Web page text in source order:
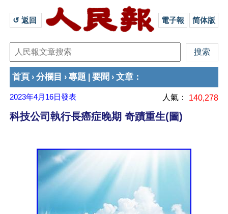
↺ 返回 電子報 简体版
首頁 › 分欄目 › 專題 要聞 › 文章 ：
2023年4月16日發表 人氣： 140,278
科技公司執行長癌症晚期 奇蹟重生(圖)